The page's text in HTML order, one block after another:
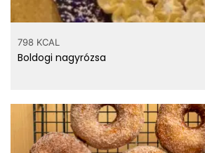
798 KCAL
Boldogi nagyrózsa